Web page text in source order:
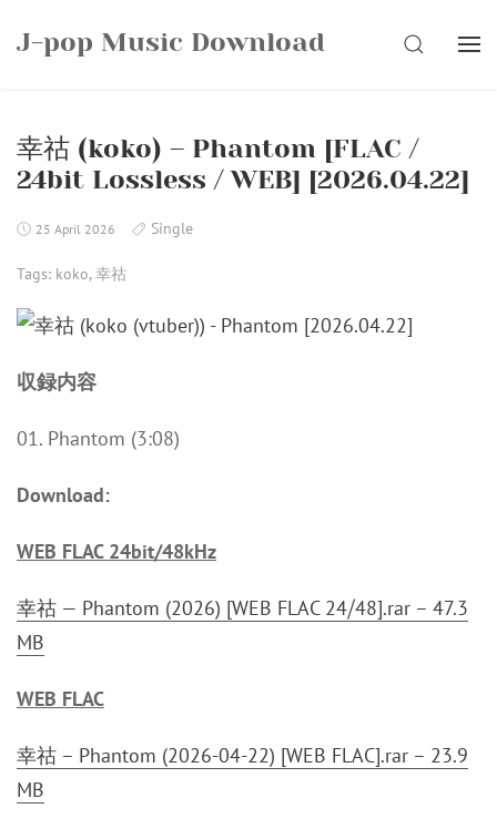
J-pop Music Download SEARCH
幸祜 (koko) – Phantom [FLAC /
24bit Lossless / WEB] [2026.04.22]
25 April 2026 Single
Tags: koko,幸祜
収録内容
01. Phantom (3:08)
Download:
WEB FLAC 24bit/48kHz
幸祜 — Phantom (2026) [WEB FLAC 24⧸48].rar – 47.3
MB
WEB FLAC
幸祜 – Phantom (2026-04-22) [WEB FLAC].rar – 23.9
MB